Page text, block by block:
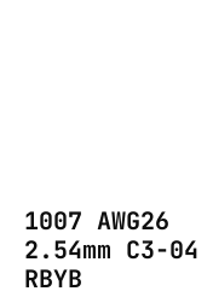
1007 AWG26
2.54mm C3-04
RBYB